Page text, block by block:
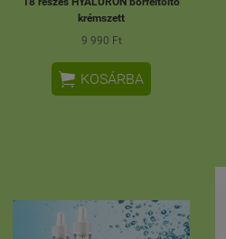
krémszett
9 990 Ft
 KOSÁRBA